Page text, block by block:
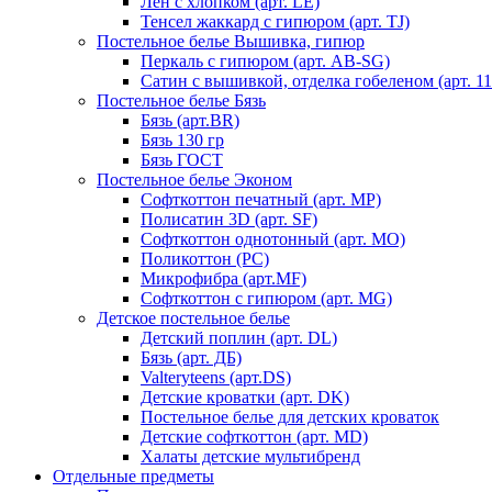
Тенсел жаккард с гипюром (арт. TJ)
Постельное белье Вышивка, гипюр
Перкаль с гипюром (арт. AB-SG)
Сатин с вышивкой, отделка гобеленом (арт.
Постельное белье Бязь
Бязь (арт.BR)
Бязь 130 гр
Бязь ГОСТ
Постельное белье Эконом
Софткоттон печатный (арт. MР)
Полисатин 3D (арт. SF)
Софткоттон однотонный (арт. MO)
Поликоттон (PC)
Микрофибра (арт.MF)
Софткоттон с гипюром (арт. MG)
Детское постельное белье
Детский поплин (арт. DL)
Бязь (арт. ДБ)
Valteryteens (арт.DS)
Детские кроватки (арт. DK)
Постельное белье для детских кроваток
Детские софткоттон (арт. MD)
Халаты детские мультибренд
Отдельные предметы